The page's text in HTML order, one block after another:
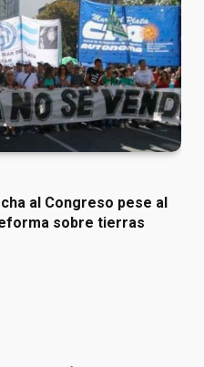
al Congreso pese al
sobre tierras